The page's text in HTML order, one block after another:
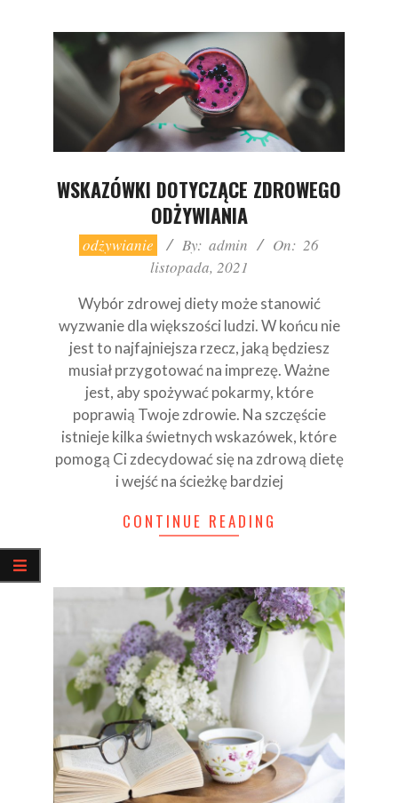
WSKAZÓWKI DOTYCZĄCE ZDROWEGO
ODŻYWIANIA
2021-odżywianie By: admin On: 26
listopada, 2021
Wybór zdrowej diety może stanowić
wyzwanie dla większości ludzi. W końcu nie
jest to najfajniejsza rzecz, jaką będziesz
musiał przygotować na imprezę. Ważne
jest, aby spożywać pokarmy, które
poprawią Twoje zdrowie. Na szczęście
istnieje kilka świetnych wskazówek, które
pomogą Ci zdecydować się na zdrową dietę
i wejść na ścieżkę bardziej
CONTINUE READING